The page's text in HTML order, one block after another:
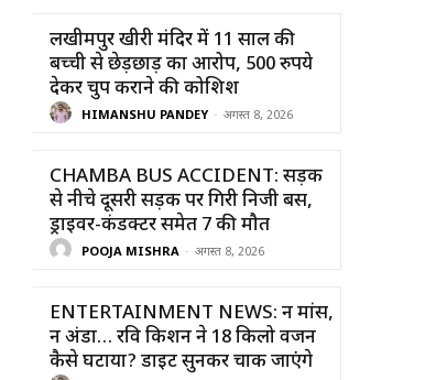
लखीमपुर खीरी मंदिर में 11 साल की
बच्ची से छेड़छाड़ का आरोप, 500 रुपये
देकर चुप कराने की कोशिश
HIMANSHU PANDEY - अगस्त 8, 2026
CHAMBA BUS ACCIDENT: सड़क
से नीचे दूसरी सड़क पर गिरी निजी बस,
ड्राइवर-कंडक्टर समेत 7 की मौत
POOJA MISHRA - अगस्त 8, 2026
ENTERTAINMENT NEWS: न मांस,
न अंडा… रवि किशन ने 18 किलो वजन
कैसे घटाया? डाइट सुनकर चौंक जाएंगे